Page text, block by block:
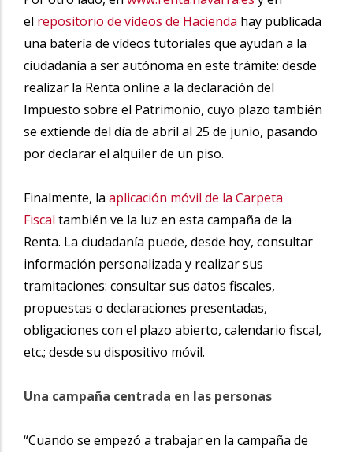
el repositorio de vídeos de Hacienda hay publicada
una batería de vídeos tutoriales que ayudan a la
ciudadanía a ser autónoma en este trámite: desde
realizar la Renta online a la declaración del
Impuesto sobre el Patrimonio, cuyo plazo también
se extiende del día de abril al 25 de junio, pasando
por declarar el alquiler de un piso.
Finalmente, la aplicación móvil de la Carpeta
Fiscal también ve la luz en esta campaña de la
Renta. La ciudadanía puede, desde hoy, consultar
información personalizada y realizar sus
tramitaciones: consultar sus datos fiscales,
propuestas o declaraciones presentadas,
obligaciones con el plazo abierto, calendario fiscal,
etc.; desde su dispositivo móvil.
Una campaña centrada en las personas
“Cuando se empezó a trabajar en la campaña de